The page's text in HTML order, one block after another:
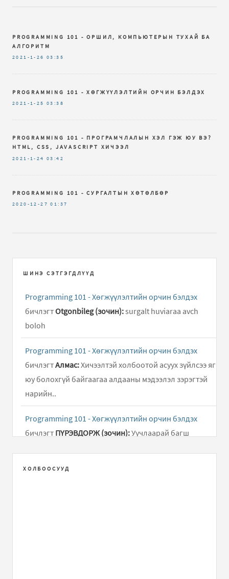
PROGRAMMING 101 - ОРШИЛ, КОМПЬЮТЕРЫН ТУХАЙ БА
АЛГОРИТМ
2021-1-26 03:35
PROGRAMMING 101 - ХӨГЖҮҮЛЭЛТИЙН ОРЧИН БЭЛДЭХ
2021-1-25 03:38
PROGRAMMING 101 - ПРОГРАМЧЛАЛЫН ХЭЛ ГЭЖ ЮУ ВЭ?
HTML, CSS, JAVASCRIPT ХИЧЭЭЛ
2021-1-24 03:42
PROGRAMMING 101 - СУРГАЛТЫН ХӨТӨЛБӨР
2020-12-27 01:37
ШИНЭ СЭТГЭГДЛҮҮД
Programming 101 - Хөгжүүлэлтийн орчин бэлдэх
бичлэгтOtgonbileg (зочин):surgalt huviaraa avch
boloh
Programming 101 - Хөгжүүлэлтийн орчин бэлдэх
бичлэгтАлмас:Хичээлтэй холбоотой асуух зүйлсээ яг
юу болохгүй байгаагаа алдааны мэдээлэл зэрэгтэй
нарийн..
Programming 101 - Хөгжүүлэлтийн орчин бэлдэх
бичлэгт ПҮРЭВДОРЖ (зочин):Уучлаарай багш
ХОЛБООСУУД